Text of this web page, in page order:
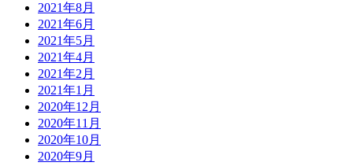
2021年8月
2021年6月
2021年5月
2021年4月
2021年2月
2021年1月
2020年12月
2020年11月
2020年10月
2020年9月